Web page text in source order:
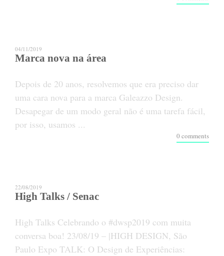
04/11/2019
Marca nova na área
Depois de 20 anos, resolvemos que era preciso dar
uma cara nova para a marca Galeazzo Design.
Desapegar de um modo geral não é uma tarefa fácil,
por isso, usamos ...
0 comments
22/08/2019
High Talks / Senac
High Talks Celebrando o #dwsp2019 com muita
conversa boa! 23/08/19 – |HIGH DESIGN, São
Paulo Expo TALK: O Design de Experiências: